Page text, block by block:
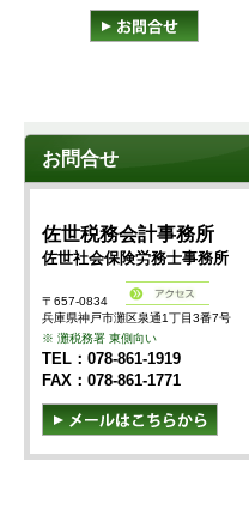
お問合せ
佐世税務会計事務所
佐世社会保険労務士事務所
〒657-0834
兵庫県神戸市灘区泉通1丁目3番7号
※ 灘税務署 東側向い
TEL：078-861-1919
FAX：078-861-1771